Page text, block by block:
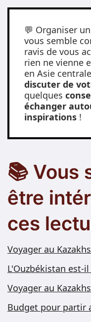
💬 Organiser
vous semble
ravis de vous
rien ne vienne
en Asie
discuter de
quelques
échanger
inspirations !
📚 Vous
être
ces
Voyager au
L'Ouzbékistan est-
Voyager au
Budget pour partir